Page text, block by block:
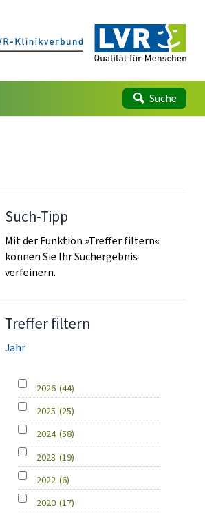
Suche
Such-Tipp
Mit der Funktion »Treffer filtern«
können Sie Ihr Suchergebnis
verfeinern.
Treffer filtern
Jahr
2026 (44)
2025 (25)
2024 (58)
2023 (19)
2022 (6)
2020 (17)